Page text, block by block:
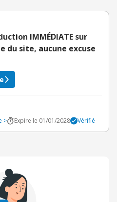
IMMÉDIATE sur
du site, aucune excuse
>
Expire le 01/01/2028 Vérifié